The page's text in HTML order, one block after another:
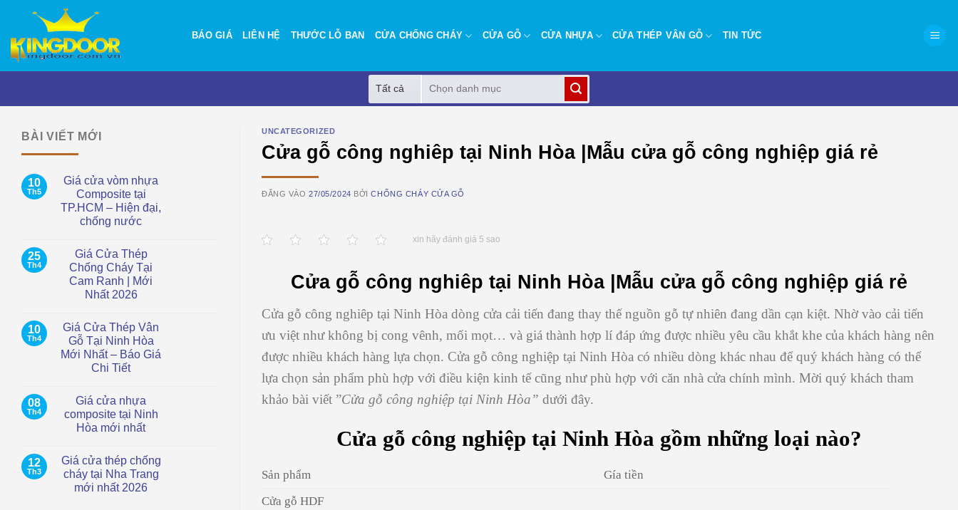
nội
dung
BÁO GIÁ LIÊN HỆ THƯỚC LỖ BAN CỬA CHỐNG CHÁY CỬA GỖ CỬA NHỰA CỬA THÉP VÂN GỖ TIN TỨC
kiếm:
BÀI VIẾT MỚI
10
Th5
Giá cửa vòm nhựa
Composite tại
TP.HCM – Hiện đại,
chống nước
bình
luận
ở
Giá
cửa
vòm
TP.HCM
–
Hiện
đại,
chống
25
Th4
Giá Cửa Thép
Chống Cháy Tại
Cam Ranh | Mới
Nhất 2026
bình
luận
ở
Giá
Cửa
Thép
Tại
Cam
Ranh
|
2026
10
Th4
Giá Cửa Thép Vân
Gỗ Tại Ninh Hòa
Mới Nhất – Báo Giá
Chi Tiết
bình
luận
ở
Giá
Vân
Gỗ
Tại
Ninh
Hòa
08
Th4
Giá cửa nhựa
composite tại Ninh
Hòa mới nhất
bình
luận
ở
Giá
12
Th3
Giá cửa thép chống
cháy tại Nha Trang
mới nhất 2026
UNCATEGORIZED
Cửa gỗ công nghiêp tại Ninh Hòa |Mẫu cửa gỗ công nghiệp giá rẻ
ĐĂNG VÀO27/05/2024 BỞICHỐNG CHÁY CỬA GỖ
xin hãy đánh giá 5 sao
Cửa gỗ công nghiêp tại Ninh Hòa |Mẫu cửa gỗ công nghiệp giá rẻ
Cửa gỗ công nghiêp tại Ninh Hòa dòng cửa cải tiến đang thay thế nguồn gỗ tự nhiên đang dần cạn kiệt. Nhờ vào cải tiến
ưu việt như không bị cong vênh, mối mọt… và giá thành hợp lí đáp ứng được nhiều yêu cầu khắt khe của khách hàng nên
được nhiều khách hàng lựa chọn. Cửa gỗ công nghiệp tại Ninh Hòa có nhiều dòng khác nhau để quý khách hàng có thể
lựa chọn sản phẩm phù hợp với điều kiện kinh tế cũng như phù hợp với căn nhà cửa chính mình. Mời quý khách tham
khảo bài viết ”Cửa gỗ công nghiệp tại Ninh Hòa” dưới đây.
Cửa gỗ công nghiệp tại Ninh Hòa gồm những loại nào?
Sản phẩm
Gía tiền
Cửa gỗ HDF